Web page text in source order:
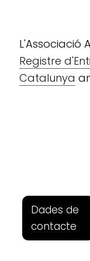
L'Associació
Registre
Catalunya
Dades de
contacte